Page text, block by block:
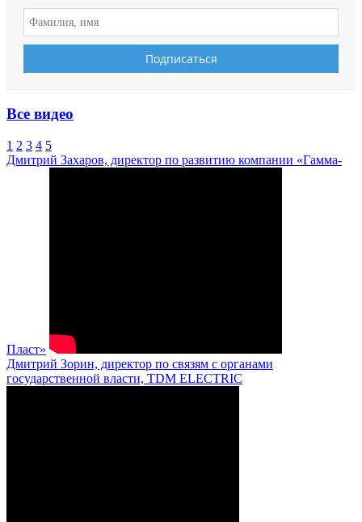
Все видео
1 2 3 4 5
Дмитрий Захаров, директор по развитию компании «Гамма-
Пласт»
Дмитрий Зорин, директор по связям с органами
государственной власти, TDM ELECTRIC